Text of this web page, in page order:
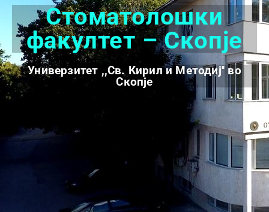
Стоматолошки
факултет – Скопје
Универзитет ,,Св. Кирил и Методиј'' во
Скопје